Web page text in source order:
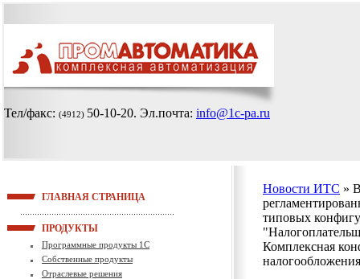
Тел/факс: (4912) 50-10-20. Эл.почта: info@1c-pa.ru
ГЛАВНАЯ СТРАНИЦА
ПРОДУКТЫ
Программные продукты 1С
Собственные продукты
Отраслевые решения
Новости ИТС »
типовых
Комплексная